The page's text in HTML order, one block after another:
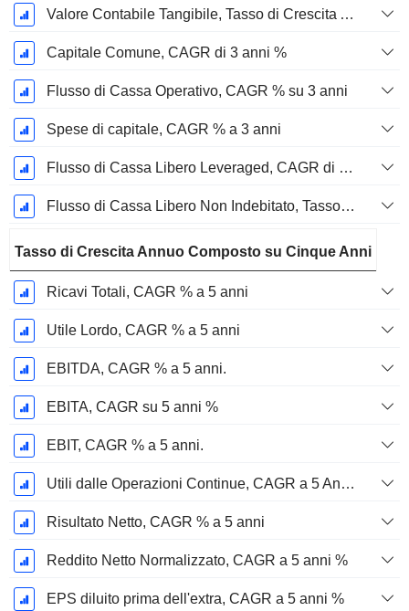
Valore Contabile Tangibile, Tasso di Crescita Annuo Composto su 3 anni %
Capitale Comune, CAGR di 3 anni %
Flusso di Cassa Operativo, CAGR % su 3 anni
Spese di capitale, CAGR % a 3 anni
Flusso di Cassa Libero Leveraged, CAGR di 3 Anni %
Flusso di Cassa Libero Non Indebitato, Tasso di Crescita Annuo Composto su 3 Anni %
Tasso di Crescita Annuo Composto su Cinque Anni
Ricavi Totali, CAGR % a 5 anni
Utile Lordo, CAGR % a 5 anni
EBITDA, CAGR % a 5 anni.
EBITA, CAGR su 5 anni %
EBIT, CAGR % a 5 anni.
Utili dalle Operazioni Continue, CAGR a 5 Anni %
Risultato Netto, CAGR % a 5 anni
Reddito Netto Normalizzato, CAGR a 5 anni %
EPS diluito prima dell'extra, CAGR a 5 anni %